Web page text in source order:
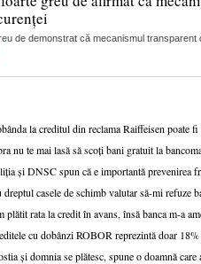
de demonstrat că mecanismul
la creditul din reclama Raiffeisen poate
nu te mai lasă să scoți bani gratuit la
și DNSC spun că e importantă prevenirea
dreptul casele de schimb valutar să-mi refuze
plătit rata la credit în avans, însă banca m-a
cu dobânzi ROBOR reprezintă doar
și domnia se plătesc, spune o doamnă